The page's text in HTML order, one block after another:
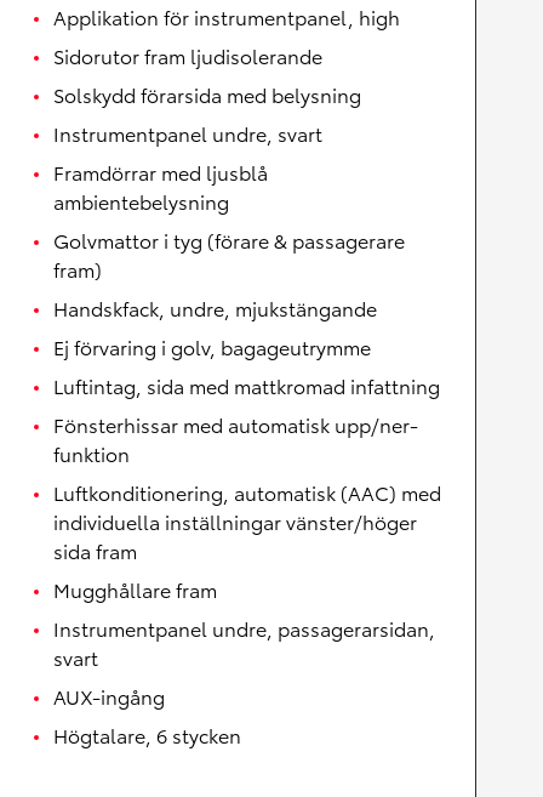
Applikation för instrumentpanel, high
Sidorutor fram ljudisolerande
Solskydd förarsida med belysning
Instrumentpanel undre, svart
Framdörrar med ljusblå
ambientebelysning
Golvmattor i tyg (förare & passagerare
fram)
Handskfack, undre, mjukstängande
Ej förvaring i golv, bagageutrymme
Luftintag, sida med mattkromad infattning
Fönsterhissar med automatisk upp/ner-
funktion
Luftkonditionering, automatisk (AAC) med
individuella inställningar vänster/höger
sida fram
Mugghållare fram
Instrumentpanel undre, passagerarsidan,
svart
AUX-ingång
Högtalare, 6 stycken